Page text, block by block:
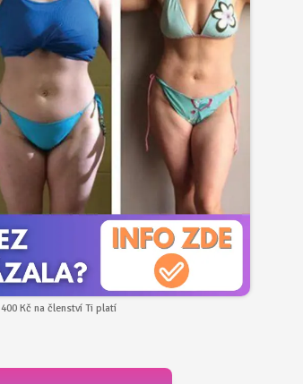
Kč na členství Ti platí